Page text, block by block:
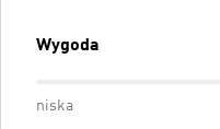
Wygoda
niska